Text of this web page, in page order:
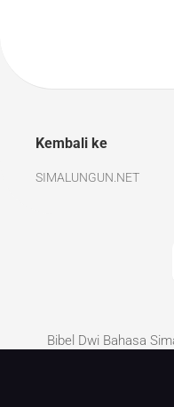
Kembali ke
SIMALUNGUN.NET
Bibel Dwi Bahasa